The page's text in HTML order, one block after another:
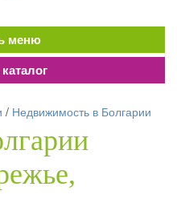
/ Недвижимость в Болгарии